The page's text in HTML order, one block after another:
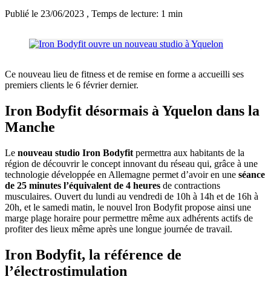
Publié le 23/06/2023 , Temps de lecture: 1 min
Ce nouveau lieu de fitness et de remise en forme a accueilli ses
premiers clients le 6 février dernier.
Iron Bodyfit désormais à Yquelon dans la
Manche
Le nouveau studio Iron Bodyfit permettra aux habitants de la
région de découvrir le concept innovant du réseau qui, grâce à une
technologie développée en Allemagne permet d’avoir en une séance
de 25 minutes l’équivalent de 4 heures de contractions
musculaires. Ouvert du lundi au vendredi de 10h à 14h et de 16h à
20h, et le samedi matin, le nouvel Iron Bodyfit propose ainsi une
marge plage horaire pour permettre même aux adhérents actifs de
profiter des lieux même après une longue journée de travail.
Iron Bodyfit, la référence de
l’électrostimulation